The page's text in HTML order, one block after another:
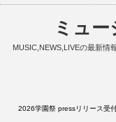
ミュ
MUSIC,NEWS,LIVEの最新情
2026学園祭 pressリリース受